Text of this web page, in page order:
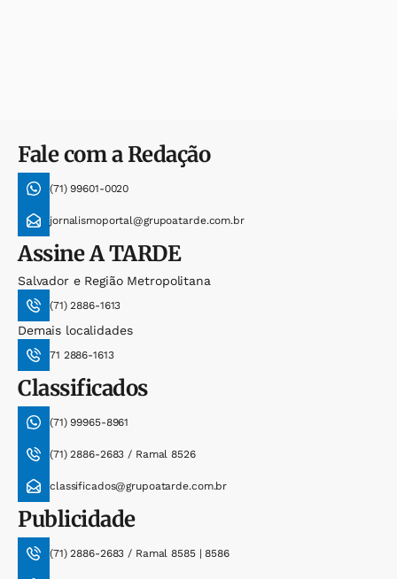
Fale com a Redação
(71) 99601-0020
jornalismoportal@grupoatarde.com.br
AssineA TARDE
Salvador e Região Metropolitana
(71) 2886-1613
Demais localidades
71 2886-1613
Classificados
(71) 99965-8961
(71) 2886-2683 / Ramal 8526
classificados@grupoatarde.com.br
Publicidade
(71) 2886-2683 / Ramal 8585 | 8586